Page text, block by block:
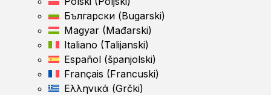
Български (Bugarski)
Magyar (Mađarski)
Italiano (Talijanski)
Español (španjolski)
Français (Francuski)
Ελληνικά (Grčki)